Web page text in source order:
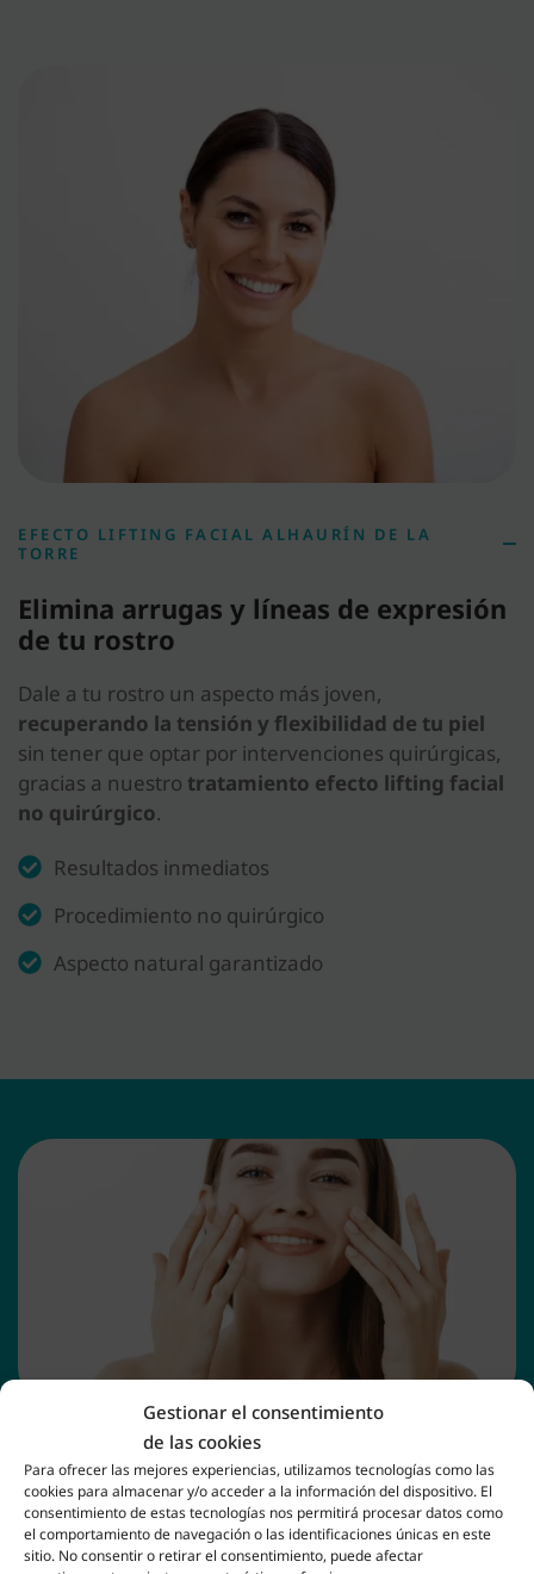
Gestionar el consentimiento
de las cookies
Para ofrecer las mejores experiencias, utilizamos tecnologías como las
cookies para almacenar y/o acceder a la información del dispositivo. El
consentimiento de estas tecnologías nos permitirá procesar datos como
el comportamiento de navegación o las identificaciones únicas en este
sitio. No consentir o retirar el consentimiento, puede afectar
EFECTO LIFTING FACIAL ALHAURÍN DE LA
TORRE
Elimina arrugas y líneas de expresión
de tu rostro
Dale a tu rostro un aspecto más joven,
recuperando la tensión y flexibilidad de tu piel
sin tener que optar por intervenciones quirúrgicas,
gracias a nuestro tratamiento efecto lifting facial
no quirúrgico.
Resultados inmediatos
Procedimiento no quirúrgico
Aspecto natural garantizado
CLÍNICA EFECTO LIFTING FACIAL ALHAURÍN DE
LA TORRE
Ventajas del tratamiento